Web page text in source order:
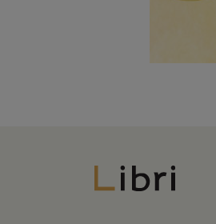
Libri